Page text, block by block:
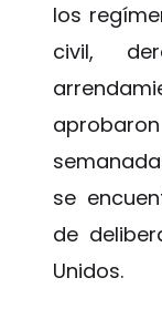
los
civil,
se
de
Unidos.